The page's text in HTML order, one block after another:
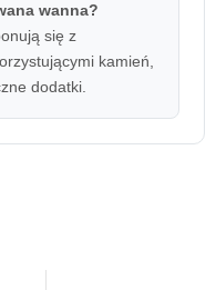
wanna?
się z
kamień,
dodatki.